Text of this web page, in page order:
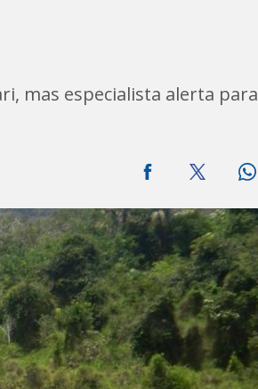
mas especialista alerta para